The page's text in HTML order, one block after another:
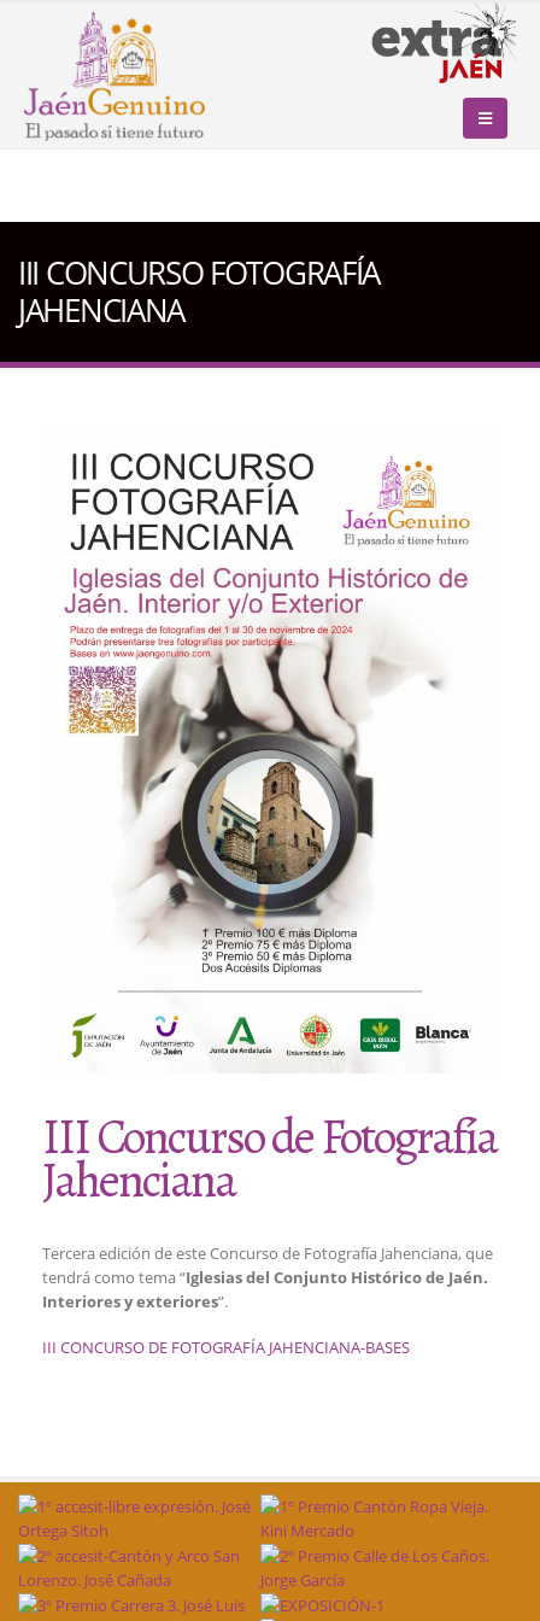
III CONCURSO FOTOGRAFÍA
JAHENCIANA
III Concurso de Fotografía
Jahenciana
Tercera edición de este Concurso de Fotografía Jahenciana, que
tendrá como tema “Iglesias del Conjunto Histórico de Jaén.
Interiores y exteriores”.
III CONCURSO DE FOTOGRAFÍA JAHENCIANA-BASES